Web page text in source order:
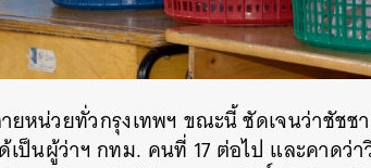
หน่วยทั่วกรุงเทพฯ ขณะนี้ ชัดเจนว่าชัช
เป็นผู้ว่าฯ กทม. คนที่ 17 ต่อไป และคาดว่